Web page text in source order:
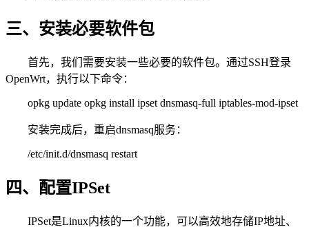
三、安装必要软件包
首先，我们需要安装一些必要的软件包。通过SSH登录
OpenWrt，执行以下命令：
opkg update opkg install ipset dnsmasq-full iptables-mod-ipset
安装完成后，重启dnsmasq服务：
/etc/init.d/dnsmasq restart
四、配置IPSet
IPSet是Linux内核的一个功能，可以高效地存储IP地址、